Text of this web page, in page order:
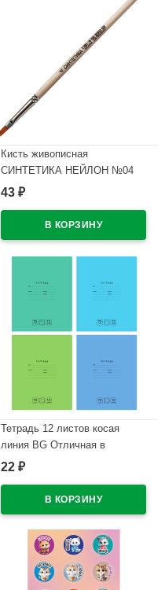
Кисть живописная
СИНТЕТИКА НЕЙЛОН №04
плоская
43 ₽
Тетрадь 12 листов косая
линия BG Отличная в
ассортименте арт Т5ск12
22 ₽